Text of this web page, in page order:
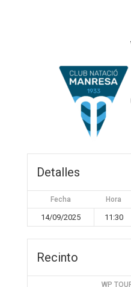
Detalles
Fecha Hora
14/09/2025 11:30
Recinto
WP